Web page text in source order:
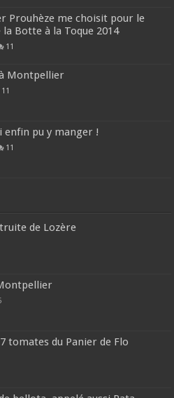
Prouhèze me choisit pour le
la Botte à la Toque 2014
11
à Montpellier
11
enfin pu y manger !
11
de Lozère
tomates du Panier de Flo